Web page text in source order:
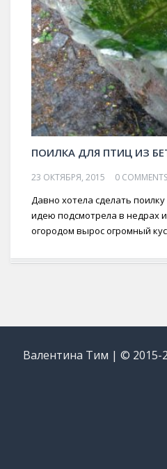
ПОИЛКА ДЛЯ ПТИЦ ИЗ
23 ОКТЯБРЯ, 2015 0 COMMENTS
Давно хотела сделать
идею подсмотрела в недрах
огородом вырос огромный
Валентина Тим | © 2015-